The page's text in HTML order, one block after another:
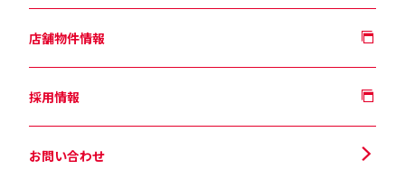
店舗物件情報
採用情報
お問い合わせ